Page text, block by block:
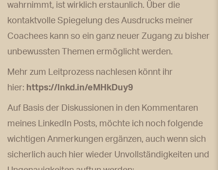
wahrnimmt, ist wirklich erstaunlich. Über die
kontaktvolle Spiegelung des Ausdrucks meiner
Coachees kann so ein ganz neuer Zugang zu bisher
unbewussten Themen ermöglicht werden.
Mehr zum Leitprozess nachlesen könnt ihr
hier: https://lnkd.in/eMHkDuy9
Auf Basis der Diskussionen in den Kommentaren
meines LinkedIn Posts, möchte ich noch folgende
wichtigen Anmerkungen ergänzen, auch wenn sich
sicherlich auch hier wieder Unvollständigkeiten und